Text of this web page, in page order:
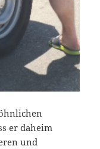
er daheim
und